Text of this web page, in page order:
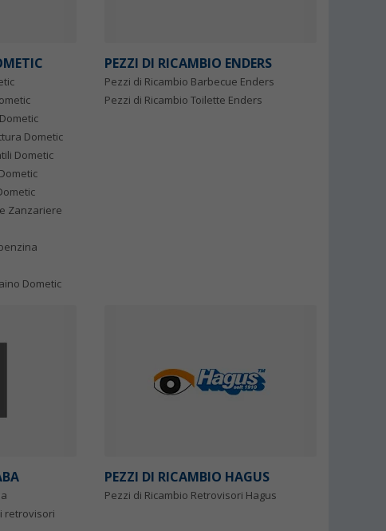
Dometic
Dometic
Zanzariere
Dometic
PEZZI DI RICAMBIO ENDERS
Pezzi di Ricambio Barbecue Enders
Pezzi di Ricambio Toilette Enders
retrovisori
PEZZI DI RICAMBIO HAGUS
Pezzi di Ricambio Retrovisori Hagus